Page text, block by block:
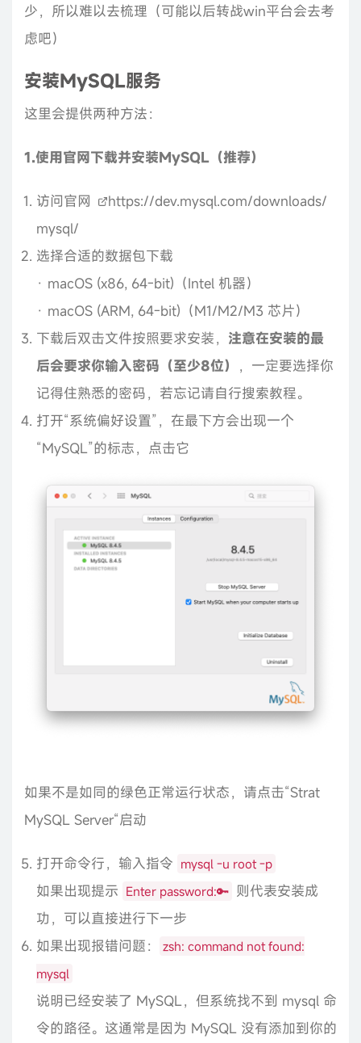
少，所以难以去梳理（可能以后转战win平台会去考
虑吧）
安装MySQL服务
这里会提供两种方法：
1.使用官网下载并安装MySQL（推荐）
访问官网
https://dev.mysql.com/downloads/
mysql/
选择合适的数据包下载
· macOS (x86, 64-bit)（Intel 机器）
· macOS (ARM, 64-bit)（M1/M2/M3 芯片）
下载后双击文件按照要求安装， 注意在安装的最
后会要求你输入密码（至少8位）
，一定要选择你
记得住熟悉的密码，若忘记请自行搜索教程。
打开“系统偏好设置”，在最下方会出现一个
“MySQL”的标志，点击它
如果不是如同的绿色正常运行状态，请点击“Strat
MySQL Server“启动
打开命令行，输入指令 mysql -u root -p
如果出现提示 Enter password:🔑 则代表安装成
功，可以直接进行下一步
如果出现报错问题：
zsh: command not found:
mysql
说明已经安装了 MySQL，但系统找不到 mysql 命
令的路径。这通常是因为 MySQL 没有添加到你的